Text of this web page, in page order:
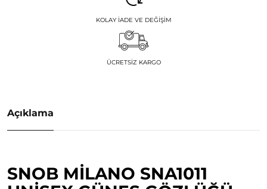
KOLAY İADE VE DEĞIŞIM
ÜCRETSIZ KARGO
Açıklama
SNOB MILANO SNA1011